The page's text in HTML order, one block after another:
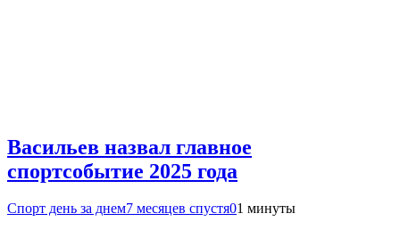
Васильев назвал главное
спортсобытие 2025 года
Спорт день за днем7 месяцев спустя01 минуты